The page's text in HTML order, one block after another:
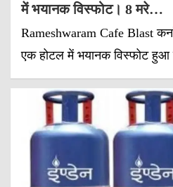
में भयानक विस्फोट। 8 मरे…
Rameshwaram Cafe Blast
एक होटल में भयानक विस्फोट